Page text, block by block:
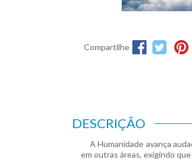
Compartilhe
DESCRIÇÃO
A Humanidade avança
em outras áreas, exigindo